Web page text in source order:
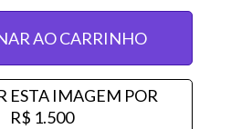
AO CARRINHO
ESTA IMAGEM POR
R$ 1.500